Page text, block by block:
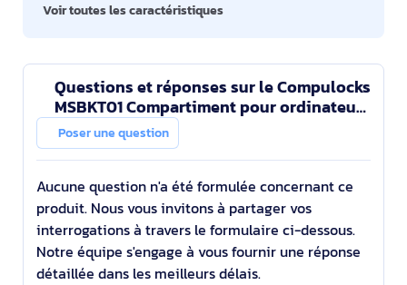
Voir toutes les caractéristiques
Questions et réponses sur le Compulocks
MSBKT01 Compartiment pour ordinateur
Mini PC
Poser une question
Aucune question n'a été formulée concernant ce
produit. Nous vous invitons à partager vos
interrogations à travers le formulaire ci-dessous.
Notre équipe s'engage à vous fournir une réponse
détaillée dans les meilleurs délais.